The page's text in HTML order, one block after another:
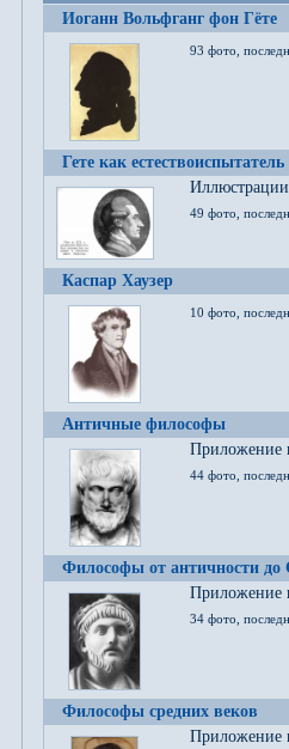
Иоганн Вольфганг фон Гёте
93 фото,
Гете как естествоиспытатель
49 фото,
Каспар Хаузер
10 фото,
Античные философы
Приложение
44 фото,
Философы от античности до
Приложение
34 фото,
Философы средних веков
Приложение